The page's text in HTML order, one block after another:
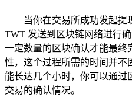
当你在交易所成功发起提
TWT 发送到区块链网络进行
一定数量的区块确认才能最终
性，这个过程所需的时间并不
能长达几个小时，你可以通过
交易的确认情况。